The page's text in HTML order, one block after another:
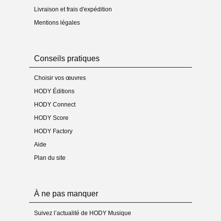
- Enregistrement sur CD : non
Livraison et frais d'expédition
Mentions légales
Conseils pratiques
Choisir vos œuvres
HODY Éditions
HODY Connect
HODY Score
HODY Factory
Aide
Plan du site
À ne pas manquer
Suivez l’actualité de HODY Musique